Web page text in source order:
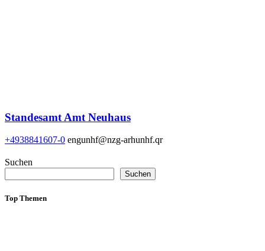
Standesamt Amt Neuhaus
+4938841607-0 engunhf@nzg-arhunhf.qr
Suchen
Suchen
Top Themen